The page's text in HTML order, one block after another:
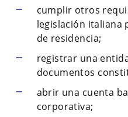
cumplir otros
legislación italiana
de residencia;
registrar una
documentos
abrir una cuenta
corporativa;